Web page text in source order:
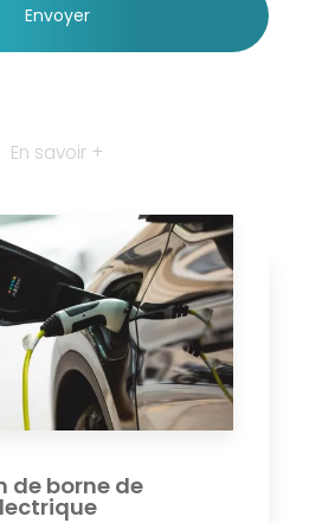
En savoir +
de borne de